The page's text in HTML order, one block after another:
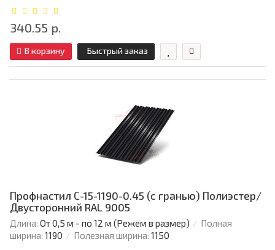
340.55 р.
В корзину Быстрый заказ
Профнастил С-15-1190-0.45 (с гранью) Полиэстер/
Двусторонний RAL 9005
Длина: От 0,5 м - по 12 м (Режем в размер)
Полная
ширина: 1190 Полезная ширина: 1150